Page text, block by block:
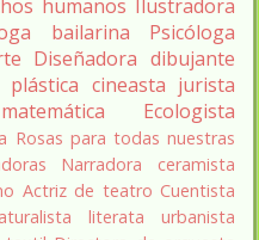
humanos Ilustradora
bailarina
Psicóloga
Diseñadora dibujante
cineasta jurista
matemática
Ecologista
Rosas para todas nuestras
Narradora
ceramista
Actriz de teatro Cuentista
literata
urbanista